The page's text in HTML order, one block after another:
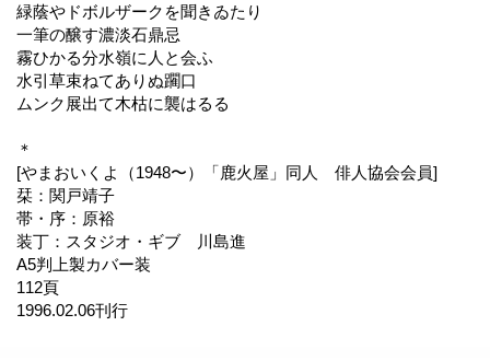
緑蔭やドボルザークを聞きゐたり
一筆の醸す濃淡石鼎忌
霧ひかる分水嶺に人と会ふ
水引草束ねてありぬ躙口
ムンク展出て木枯に襲はるる
＊
[やまおいくよ（1948〜）「鹿火屋」同人 俳人協会会員]
栞：関戸靖子
帯・序：原裕
装丁：スタジオ・ギブ 川島進
A5判上製カバー装
112頁
1996.02.06刊行